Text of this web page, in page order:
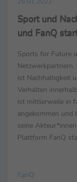
Sport und
und FanQ
Sports for Future
Netzwerkpartnern
ist Nachhaltigkeit
Verhalten
ist mittlerweile in
angekommen
seine
Plattform FanQ
FanQ